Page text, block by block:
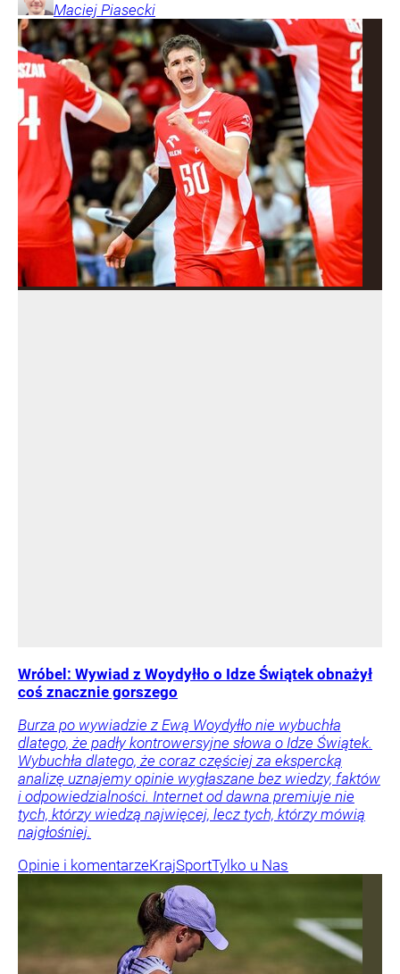
Maciej Piasecki
Wróbel: Wywiad z Woydyłło o Idze Świątek obnażył
coś znacznie gorszego
Burza po wywiadzie z Ewą Woydyłło nie wybuchła
dlatego, że padły kontrowersyjne słowa o Idze Świątek.
Wybuchła dlatego, że coraz częściej za ekspercką
analizę uznajemy opinie wygłaszane bez wiedzy, faktów
i odpowiedzialności. Internet od dawna premiuje nie
tych, którzy wiedzą najwięcej, lecz tych, którzy mówią
najgłośniej.
Opinie i komentarzeKrajSportTylko u Nas